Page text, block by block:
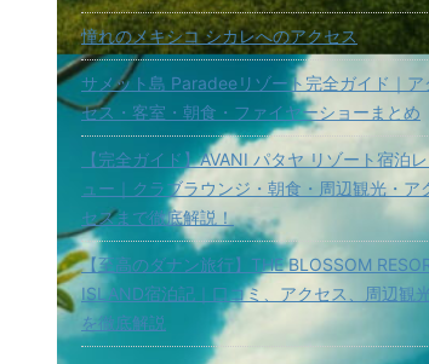
憧れのメキシコ シカレへのアクセス
サメット島 Paradeeリゾート完全ガイド｜ア
セス・客室・朝食・ファイヤーショーまとめ
【完全ガイド】AVANI パタヤ リゾート宿泊
ュー｜クラブラウンジ・朝食・周辺観光・ア
セスまで徹底解説！
【至高のダナン旅行】THE BLOSSOM
ISLAND宿泊記｜口コミ、アクセス、周辺観
を徹底解説